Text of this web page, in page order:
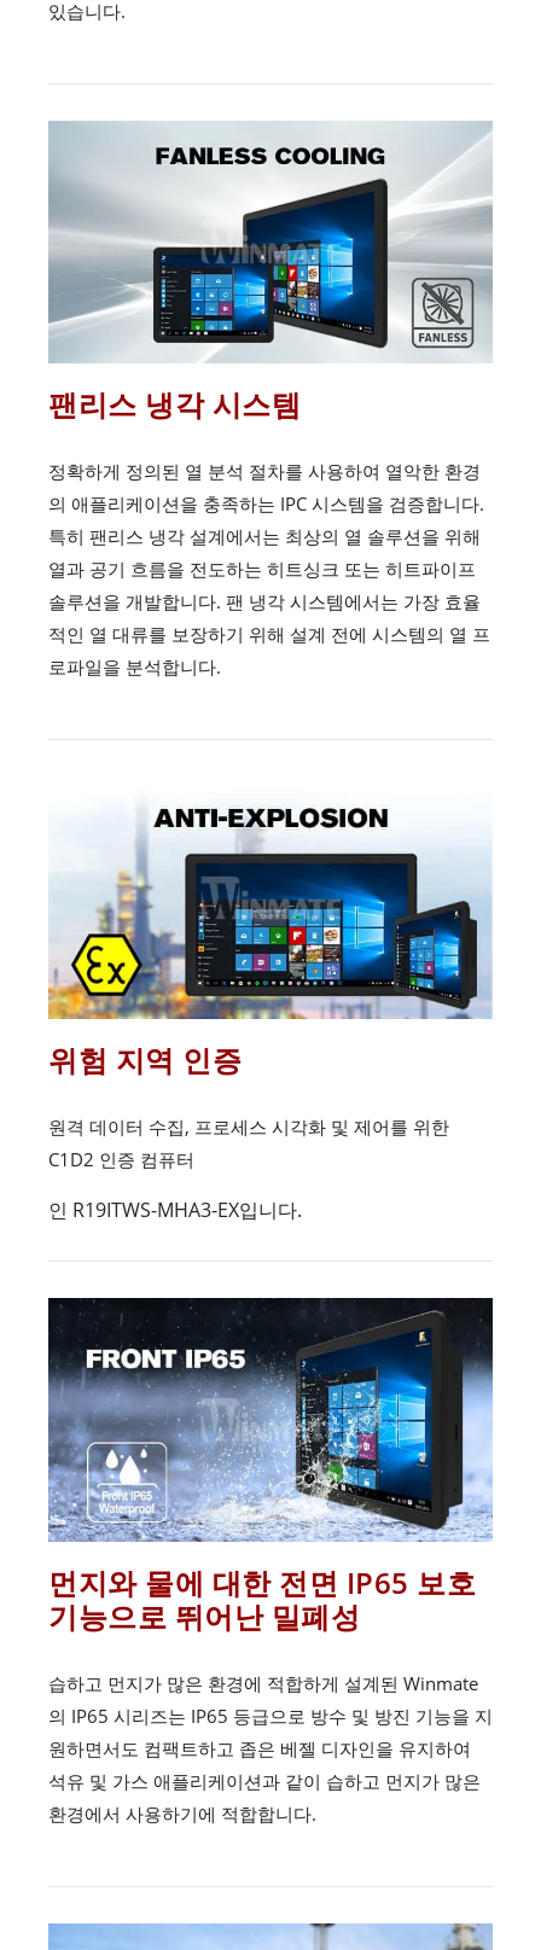
있습니다.
팬리스 냉각 시스템
정확하게 정의된 열 분석 절차를 사용하여 열악한 환경
의 애플리케이션을 충족하는 IPC 시스템을 검증합니다.
특히 팬리스 냉각 설계에서는 최상의 열 솔루션을 위해
열과 공기 흐름을 전도하는 히트싱크 또는 히트파이프
솔루션을 개발합니다. 팬 냉각 시스템에서는 가장 효율
적인 열 대류를 보장하기 위해 설계 전에 시스템의 열 프
로파일을 분석합니다.
위험 지역 인증
원격 데이터 수집, 프로세스 시각화 및 제어를 위한
C1D2 인증 컴퓨터
인 R19ITWS-MHA3-EX입니다.
먼지와 물에 대한 전면 IP65 보호
기능으로 뛰어난 밀폐성
습하고 먼지가 많은 환경에 적합하게 설계된 Winmate
의 IP65 시리즈는 IP65 등급으로 방수 및 방진 기능을 지
원하면서도 컴팩트하고 좁은 베젤 디자인을 유지하여
석유 및 가스 애플리케이션과 같이 습하고 먼지가 많은
환경에서 사용하기에 적합합니다.